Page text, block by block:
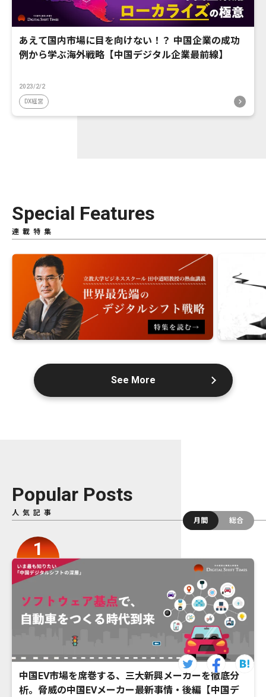
あえて国内市場に目を向けない！？ 中国企業の成功
例から学ぶ海外戦略【中国デジタル企業最前線】
2023/2/2
DX経営
Special Features
連載特集
See More
Popular Posts
人気記事
月間
総合
中国EV市場を席巻する、三大新興メーカーを徹底分
析。脅威の中国EVメーカー最新事情・後編【中国デ